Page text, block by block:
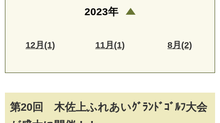
第20回 木佐上ふれあいｸﾞﾗﾝﾄﾞｺﾞﾙﾌ大会
2023年
12月(1) 11月(1) 8月(2)